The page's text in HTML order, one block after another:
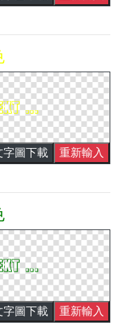
字圖下載 重新輸入
字圖下載 重新輸入